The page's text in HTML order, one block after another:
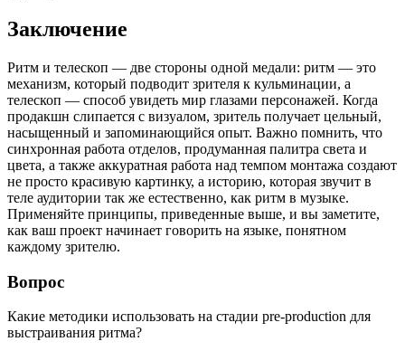
Заключение
Ритм и телескоп — две стороны одной медали: ритм — это
механизм, который подводит зрителя к кульминации, а
телескоп — способ увидеть мир глазами персонажей. Когда
продакшн слипается с визуалом, зритель получает цельный,
насыщенный и запоминающийся опыт. Важно помнить, что
синхронная работа отделов, продуманная палитра света и
цвета, а также аккуратная работа над темпом монтажа создают
не просто красивую картинку, а историю, которая звучит в
теле аудитории так же естественно, как ритм в музыке.
Применяйте принципы, приведенные выше, и вы заметите,
как ваш проект начинает говорить на языке, понятном
каждому зрителю.
Вопрос
Какие методики использовать на стадии pre-production для
выстраивания ритма?